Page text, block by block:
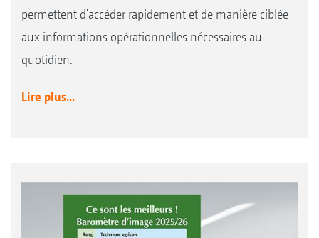
permettent d'accéder rapidement et de manière ciblée
aux informations opérationnelles nécessaires au
quotidien.
Lire plus...